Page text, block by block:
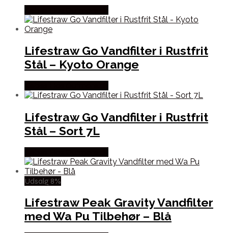
Lifestraw Go Vandfilter i Rustfrit
Stål – Kyoto Orange
Lifestraw Go Vandfilter i Rustfrit
Stål – Sort 7L
Udsalg 8%
Lifestraw Peak Gravity Vandfilter
med Wa Pu Tilbehør – Blå